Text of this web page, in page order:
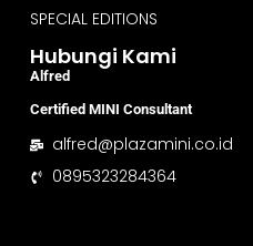
SPECIAL EDITIONS
Hubungi Kami
Alfred
Certified MINI Consultant
alfred@plazamini.co.id
0895323284364